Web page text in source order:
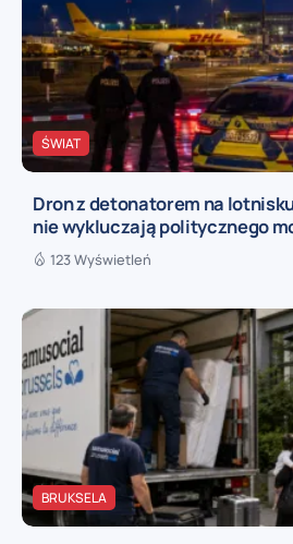
ŚWIAT
Dron z detonatorem na
nie wykluczają politycznego
123 Wyświetleń
BRUKSELA